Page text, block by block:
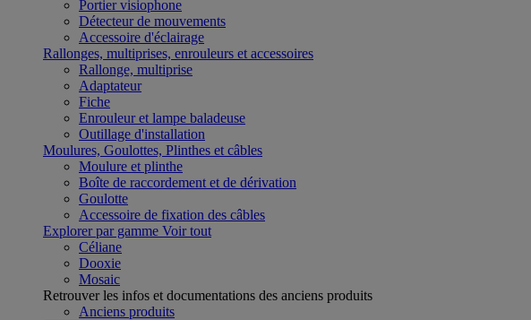
Portier visiophone
Détecteur de mouvements
Accessoire d'éclairage
Rallonges, multiprises, enrouleurs et accessoires
Rallonge, multiprise
Adaptateur
Fiche
Enrouleur et lampe baladeuse
Outillage d'installation
Moulures, Goulottes, Plinthes et câbles
Moulure et plinthe
Boîte de raccordement et de dérivation
Goulotte
Accessoire de fixation des câbles
Explorer par gamme Voir tout
Céliane
Dooxie
Mosaic
Retrouver les infos et documentations des anciens produits
Anciens produits